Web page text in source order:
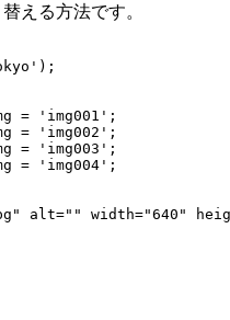
える方法です。